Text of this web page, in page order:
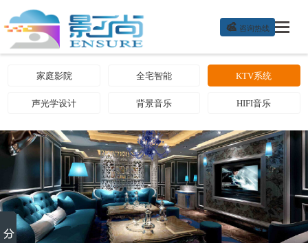
 咨询热线
家庭影院 全宅智能 KTV系统
声光学设计 背景音乐 HIFI音乐